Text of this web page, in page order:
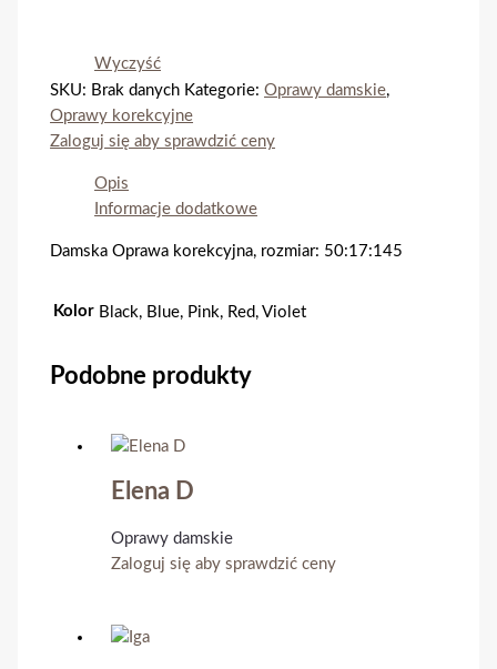
Wyczyść
SKU: Brak danych Kategorie:Oprawy damskie,
Oprawy korekcyjne
Zaloguj się aby sprawdzić ceny
Opis
Informacje dodatkowe
Damska Oprawa korekcyjna, rozmiar: 50:17:145
Kolor Black, Blue, Pink, Red, Violet
Podobne produkty
Elena D
Oprawy damskie
Zaloguj się aby sprawdzić ceny